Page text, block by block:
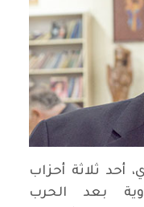
أحد ثلاثة أحزاب
بعد الحرب